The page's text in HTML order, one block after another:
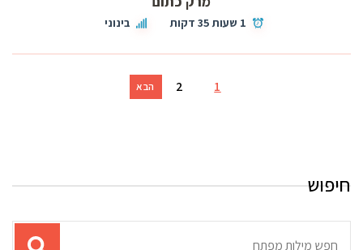
1 שעות 35 דקות בינוני
1
2 הבא
חיפוש